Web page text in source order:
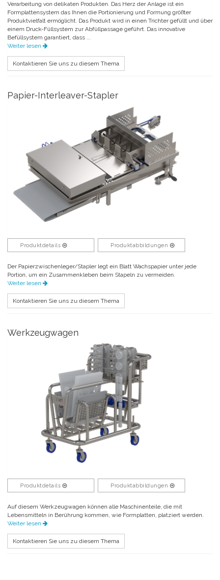
Verarbeitung von delikaten Produkten. Das Herz der Anlage ist ein
Formplattensystem das Ihnen die Portionierung und Formung größter
Produktvielfalt ermöglicht. Das Produkt wird in einen Trichter gefüllt und über
einem Druck-Füllsystem zur Abfüllpassage geführt. Das innovative
Befüllsystem garantiert, dass ...
Weiter lesen
Kontaktieren Sie uns zu diesem Thema
Papier-Interleaver-Stapler
Produktdetails Produktabbildungen
Der Papierzwischenleger/Stapler legt ein Blatt Wachspapier unter jede
Portion, um ein Zusammenkleben beim Stapeln zu vermeiden.
Weiter lesen
Kontaktieren Sie uns zu diesem Thema
Werkzeugwagen
Produktdetails Produktabbildungen
Auf diesem Werkzeugwagen können alle Maschinenteile, die mit
Lebensmitteln in Berührung kommen, wie Formplatten, platziert werden.
Weiter lesen
Kontaktieren Sie uns zu diesem Thema